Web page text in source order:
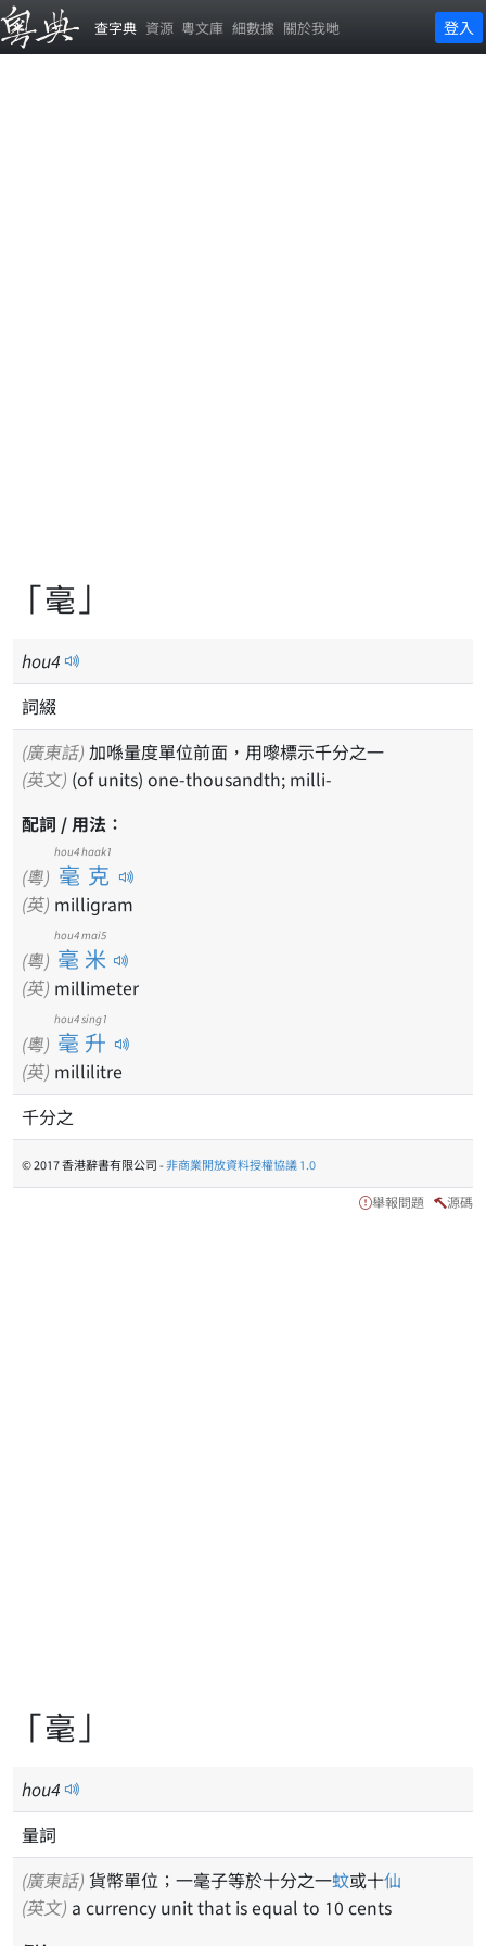
查字典 資源 粵文庫 細數據 關於我哋 登入
「毫」
hou4
詞綴
(廣東話) 加喺量度單位前面，用嚟標示千分之一
(英文) (of units) one-thousandth; milli-
配詞 / 用法：
(粵) 毫克
hou4 haak1
(英) milligram
(粵) 毫米
hou4 mai5
(英) millimeter
(粵) 毫升
hou4 sing1
(英) millilitre
千分之
© 2017 香港辭書有限公司 -非商業開放資料授權協議 1.0
舉報問題 源碼
「毫」
hou4
量詞
(廣東話) 貨幣單位；一毫子等於十分之一蚊或十仙
(英文) a currency unit that is equal to 10 cents